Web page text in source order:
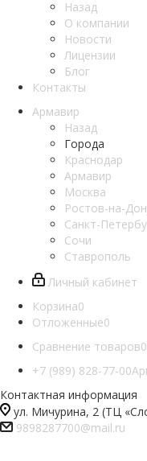
Назад
О компании
Новости
Лицензии
Блог
Контакты
Армавир
Назад
Города
Краснодар
Армавир
Москва
Ростов-на-
Санкт-
Сочи
Ставрополь
Личный кабинет
Корзина0
Отложенные0
Сравнение товаров0
+7 (989) 828-77-00
Контактная информация
ул. Мичурина, 2 (ТЦ
9898287700@mail.ru